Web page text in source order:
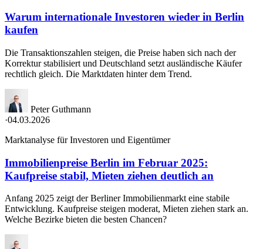
Warum internationale Investoren wieder in Berlin
kaufen
Die Transaktionszahlen steigen, die Preise haben sich nach der
Korrektur stabilisiert und Deutschland setzt ausländische Käufer
rechtlich gleich. Die Marktdaten hinter dem Trend.
Peter Guthmann
·04.03.2026
Marktanalyse für Investoren und Eigentümer
Immobilienpreise Berlin im Februar 2025:
Kaufpreise stabil, Mieten ziehen deutlich an
Anfang 2025 zeigt der Berliner Immobilienmarkt eine stabile
Entwicklung. Kaufpreise steigen moderat, Mieten ziehen stark an.
Welche Bezirke bieten die besten Chancen?